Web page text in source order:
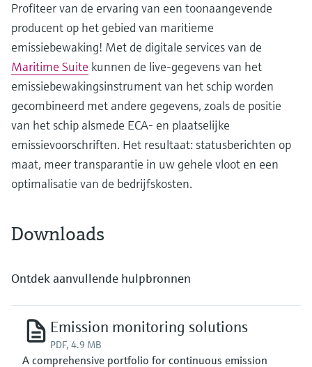
Profiteer van de ervaring van een toonaangevende
producent op het gebied van maritieme
emissiebewaking! Met de digitale services van de
Maritime Suite kunnen de live-gegevens van het
emissiebewakingsinstrument van het schip worden
gecombineerd met andere gegevens, zoals de positie
van het schip alsmede ECA- en plaatselijke
emissievoorschriften. Het resultaat: statusberichten op
maat, meer transparantie in uw gehele vloot en een
optimalisatie van de bedrijfskosten.
Downloads
Ontdek aanvullende hulpbronnen
Emission monitoring solutions
PDF, 4.9 MB
A comprehensive portfolio for continuous emission